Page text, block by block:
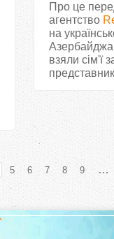
Про це
агентство
на
взяли сім'ї
5 6 7 8 9 …